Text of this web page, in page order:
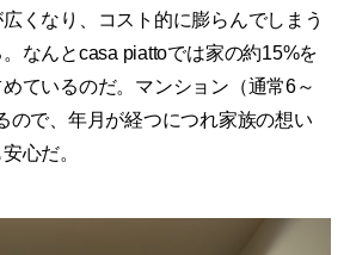
くなり、コスト的に膨らんでしまう
なんとcasa piattoでは家の約15%を
ているのだ。マンション（通常6～
ので、年月が経つにつれ家族の想い
心だ。